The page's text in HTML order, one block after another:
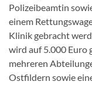
Polizeibeamtin
einem
Klinik gebracht
wird auf 5.000 Euro
mehreren
Ostfildern sowie